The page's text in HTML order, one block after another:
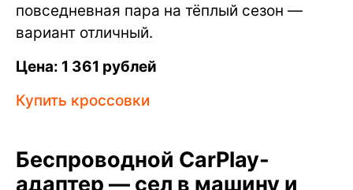
повседневная пара на тёплый сезон —
вариант отличный.
Цена: 1 361 рублей
Купить кроссовки
Беспроводной CarPlay-
адаптер — сел в машину и